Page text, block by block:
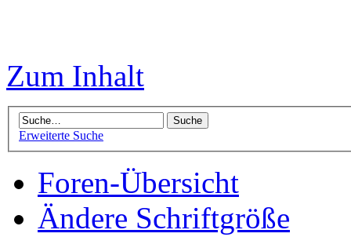
Zum Inhalt
Erweiterte Suche
Foren-Übersicht
Ändere Schriftgröße